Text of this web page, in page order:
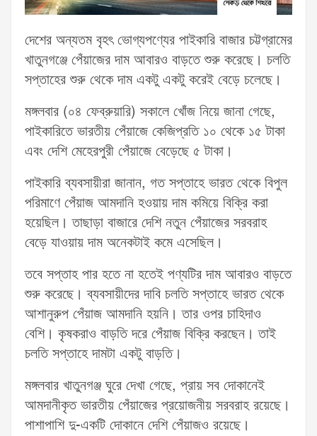
দেশের অন্যতম বৃহৎ ভোগ্যপণ্যের পাইকারি বাজার চট্টগ্রামের
খাতুনগঞ্জে পেঁয়াজের দাম আবারও বাড়তে শুরু করেছে। চলতি
সপ্তাহের শুরু থেকে দাম একটু একটু করেই বেড়ে চলেছে।
মঙ্গলবার (০৪ ফেব্রুয়ারি) সকালে খোঁজ নিয়ে জানা গেছে,
পাইকারিতে ভারতীয় পেঁয়াজে কেজিপ্রতি ১০ থেকে ১৫ টাকা
এবং দেশি মেহেরপুরী পেঁয়াজে বেড়েছে ৫ টাকা।
পাইকারি ব্যবসায়ীরা জানান, গত সপ্তাহে ভারত থেকে বিপুল
পরিমাণে পেঁয়াজ আমদানি হওয়ায় দাম কমিয়ে বিক্রি করা
হয়েছিল। তাছাড়া বাজারে দেশি নতুন পেঁয়াজের সরবরাহ
বেড়ে যাওয়ায় দাম অনেকটাই কমে এসেছিল।
তবে সপ্তাহ পার হতে না হতেই পণ্যটির দাম আবারও বাড়তে
শুরু করেছে। ব্যবসায়ীদের দাবি চলতি সপ্তাহে ভারত থেকে
আশানুরুপ পেঁয়াজ আমদানি হয়নি। তার ওপর চাহিদাও
বেশি। কৃষকরাও বাড়তি দরে পেঁয়াজ বিক্রি করছেন। তাই
চলতি সপ্তাহে দামটা একটু বাড়তি।
মঙ্গলবার খাতুনগঞ্জ ঘুরে দেখা গেছে, প্রায় সব দোকানেই
আমদানীকৃত ভারতীয় পেঁয়াজের প্রয়োজনীয় সরবরাহ রয়েছে।
পাশাপাশি দু-একটি দোকানে দেশি পেঁয়াজও রয়েছে।